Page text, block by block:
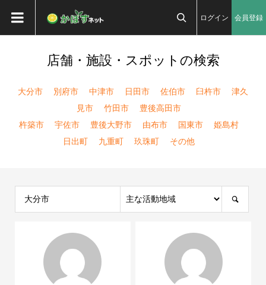
ログイン 会員登録
店舗・施設・スポットの検索
大分市 別府市 中津市 日田市 佐伯市 臼杵市
津久
見市
竹田市
豊後高田市
杵築市
宇佐市 豊後大野市 由布市 国東市
姫島村
日出町
九重町 玖珠町 その他